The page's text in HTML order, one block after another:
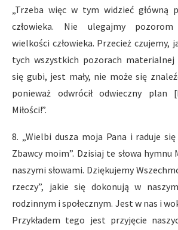
„Trzeba więc w tym widzieć główną
człowieka. Nie ulegajmy pozorom
wielkości człowieka. Przecież czujemy,
tych wszystkich pozorach materialnej
się gubi, jest mały, nie może się
ponieważ odwrócił odwieczny plan
Miłości!”.
8. „Wielbi dusza moja Pana i raduje
Zbawcy moim”. Dzisiaj te słowa
naszymi słowami. Dziękujemy
rzeczy”, jakie się dokonują w
rodzinnym i społecznym. Jest w nas i
Przykładem tego jest przyjęcie